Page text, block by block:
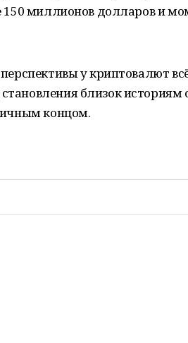
150 миллионов долларов и
у криптовалют
близок историям
концом.